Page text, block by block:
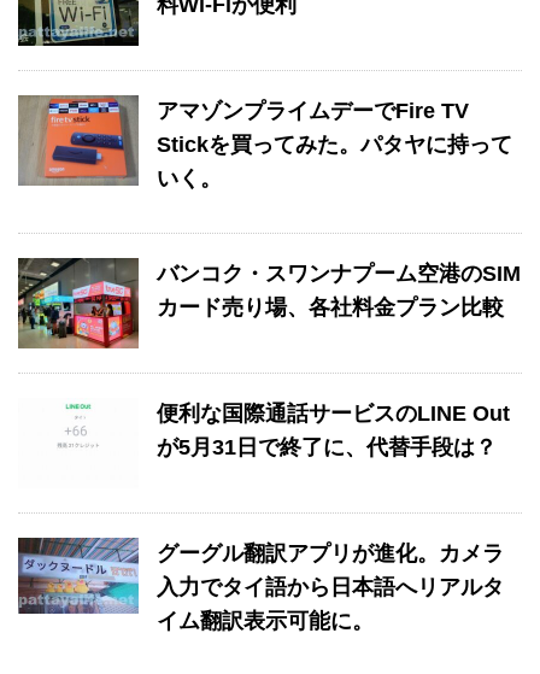
アマゾンプライムデーでFire TV
Stickを買ってみた。パタヤに持って
いく。
バンコク・スワンナプーム空港のSIM
カード売り場、各社料金プラン比較
便利な国際通話サービスのLINE Out
が5月31日で終了に、代替手段は？
グーグル翻訳アプリが進化。カメラ
入力でタイ語から日本語へリアルタ
イム翻訳表示可能に。